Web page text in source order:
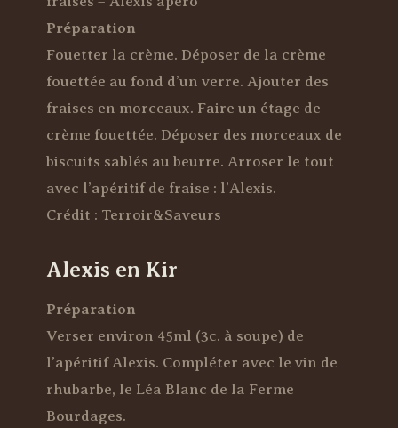
Préparation
Fouetter la crème. Déposer de la crème
fouettée au fond d’un verre. Ajouter des
fraises en morceaux. Faire un étage de
crème fouettée. Déposer des morceaux de
biscuits sablés au beurre. Arroser le tout
avec l’apéritif de fraise : l’Alexis.
Crédit : Terroir&Saveurs
Alexis en Kir
Préparation
Verser environ 45ml (3c. à soupe) de
l’apéritif Alexis. Compléter avec le vin de
rhubarbe, le Léa Blanc de la Ferme
Bourdages.